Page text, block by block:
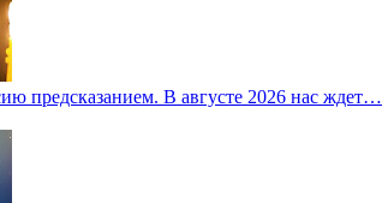
предсказанием. В августе 2026 нас ждет…